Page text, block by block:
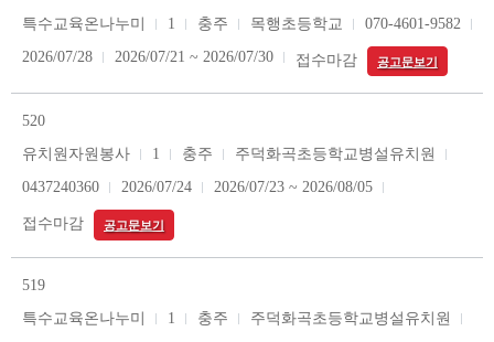
특수교육온나누미
1 충주 목행초등학교
070-4601-9582
2026/07/28
2026/07/21 ~ 2026/07/30 접수마감 공고문보기
520
유치원자원봉사
1 충주
주덕화곡초등학교병설유치원
0437240360
2026/07/24 2026/07/23 ~ 2026/08/05
접수마감 공고문보기
519
특수교육온나누미
1 충주
주덕화곡초등학교병설유치원